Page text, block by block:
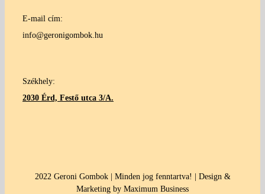
E-mail cím:
info@geronigombok.hu
Székhely:
2030 Érd, Festő utca 3/A.
2022 Geroni Gombok | Minden jog fenntartva! | Design &
Marketing by Maximum Business